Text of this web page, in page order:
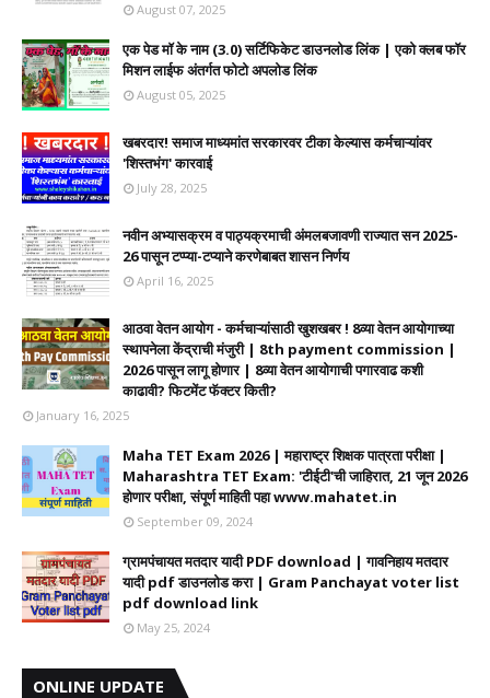
August 07, 2025
एक पेड मॉ के नाम (3.0) सर्टिफिकेट डाउनलोड लिंक | एको क्लब फॉर
मिशन लाईफ अंतर्गत फोटो अपलोड लिंक
August 05, 2025
खबरदार! समाज माध्यमांत सरकारवर टीका केल्यास कर्मचाऱ्यांवर
'शिस्तभंग' कारवाई
July 28, 2025
नवीन अभ्यासक्रम व पाठ्यक्रमाची अंमलबजावणी राज्यात सन 2025-
26 पासून टप्प्या-टप्याने करणेबाबत शासन निर्णय
April 16, 2025
आठवा वेतन आयोग - कर्मचाऱ्यांसाठी खुशखबर ! 8व्या वेतन आयोगाच्या
स्थापनेला केंद्राची मंजुरी | 8th payment commission |
2026 पासून लागू होणार | 8व्या वेतन आयोगाची पगारवाढ कशी
काढावी? फिटमेंट फॅक्टर किती?
January 16, 2025
Maha TET Exam 2026 | महाराष्ट्र शिक्षक पात्रता परीक्षा |
Maharashtra TET Exam: 'टीईटी'ची जाहिरात, 21 जून 2026
होणार परीक्षा, संपूर्ण माहिती पहा www.mahatet.in
September 09, 2024
ग्रामपंचायत मतदार यादी PDF download | गावनिहाय मतदार
यादी pdf डाउनलोड करा | Gram Panchayat voter list
pdf download link
May 25, 2024
ONLINE UPDATE